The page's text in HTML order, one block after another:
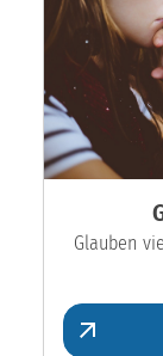
Glauben